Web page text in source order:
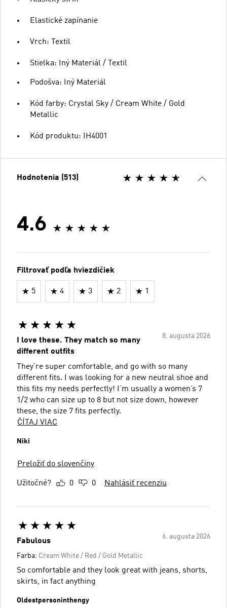
Elastické zapínanie
Vrch: Textil
Stielka: Iný Materiál / Textil
Podošva: Iný Materiál
Kód farby: Crystal Sky / Cream White / Gold
Metallic
Kód produktu: IH4001
Hodnotenia (513)
4.6
Filtrovať podľa hviezdičiek
5 4 3 2 1
8. augusta 2026
I love these. They match so many
different outfits
They’re super comfortable, and go with so many
different fits. I was looking for a new neutral shoe and
this fits my needs perfectly! I’m usually a women’s 7
1/2 who can size up to 8 but not size down, however
these, the size 7 fits perfectly.
ČÍTAJ VIAC
Niki
Preložiť do slovenčiny
Užitočné? 0 0 Nahlásiť recenziu
6. augusta 2026
Fabulous
Farba: Cream White / Red / Gold Metallic
So comfortable and they look great with jeans, shorts,
skirts, in fact anything
Oldestpersoninthengy